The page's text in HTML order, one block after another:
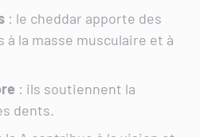
: le cheddar apporte des
à la masse musculaire et à
: ils soutiennent la
dents.